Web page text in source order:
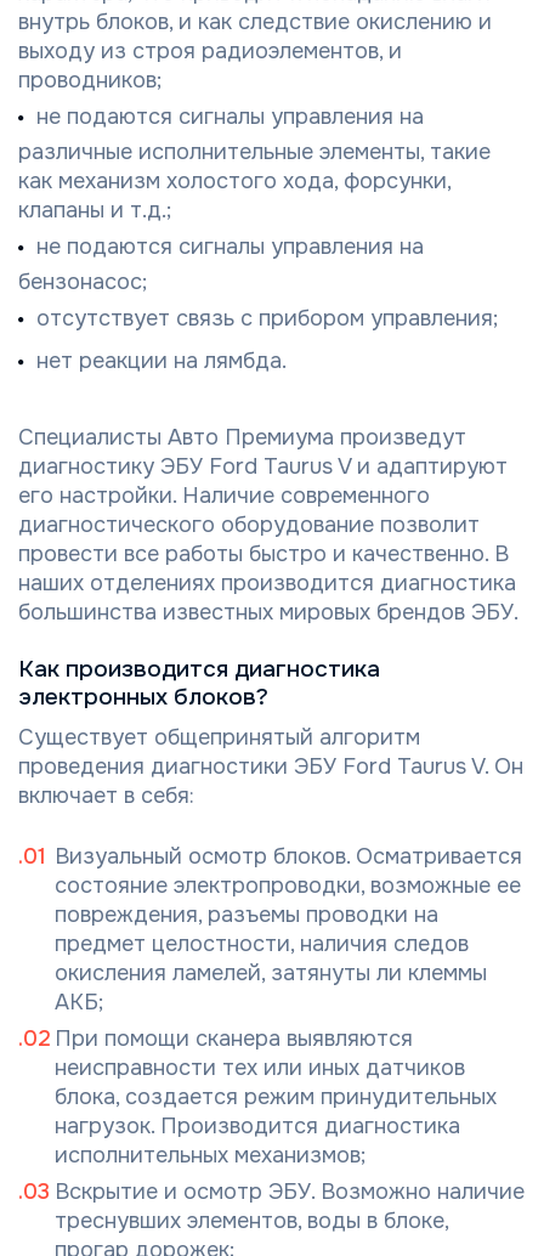
внутрь блоков, и как следствие окислению и
выходу из строя радиоэлементов, и
проводников;
не подаются сигналы управления на
различные исполнительные элементы, такие
как механизм холостого хода, форсунки,
клапаны и т.д.;
не подаются сигналы управления на
бензонасос;
отсутствует связь с прибором управления;
нет реакции на лямбда.
Специалисты Авто Премиума произведут
диагностику ЭБУ Ford Taurus V и адаптируют
его настройки. Наличие современного
диагностического оборудование позволит
провести все работы быстро и качественно. В
наших отделениях производится диагностика
большинства известных мировых брендов ЭБУ.
Как производится диагностика
электронных блоков?
Существует общепринятый алгоритм
проведения диагностики ЭБУ Ford Taurus V. Он
включает в себя:
Визуальный осмотр блоков. Осматривается
состояние электропроводки, возможные ее
повреждения, разъемы проводки на
предмет целостности, наличия следов
окисления ламелей, затянуты ли клеммы
АКБ;
При помощи сканера выявляются
неисправности тех или иных датчиков
блока, создается режим принудительных
нагрузок. Производится диагностика
исполнительных механизмов;
Вскрытие и осмотр ЭБУ. Возможно наличие
треснувших элементов, воды в блоке,
прогар дорожек;